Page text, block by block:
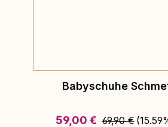
Babyschuhe
Verkaufspreis:
59,00 € Regulärer
69,90 €